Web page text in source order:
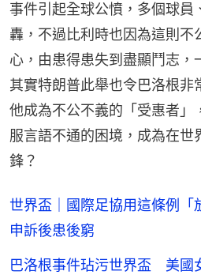
事件引起全球公憤，多個球員
轟，不過比利時也因為這則不
心，由患得患失到盡顯鬥志，
其實特朗普此舉也令巴洛根非
他成為不公不義的「受惠者」
服言語不通的困境，成為在世
鋒？
世界盃｜國際足協用這條例
申訴後患後窮
巴洛根事件玷污世界盃 美國